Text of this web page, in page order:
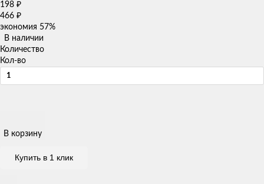
198 ₽
466 ₽
экономия 57%
В наличии
Количество
Кол-во
В корзину
Купить в 1 клик